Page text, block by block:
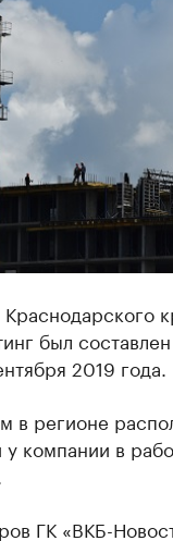
был
2019 года.
в регионе
компании в
ГК «ВКБ-